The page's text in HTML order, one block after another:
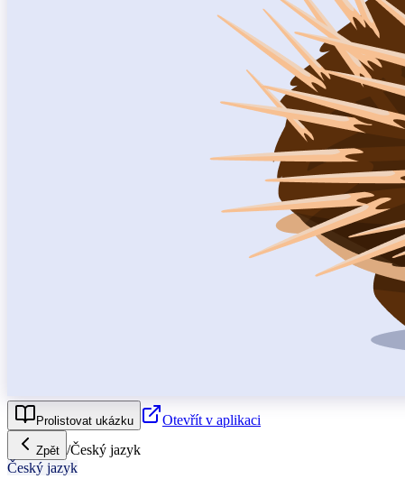
Prolistovat ukázku Otevřít v aplikaci
Zpět /Český jazyk
Český jazyk